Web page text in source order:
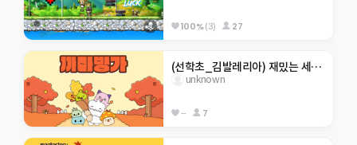
100%(3) 27
(선학초_김발레리아) 재밌는 세계 여행 체험
unknown
-- 7